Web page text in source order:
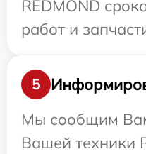
REDMOND
работ и
5
Мы сообщим
Вашей техники